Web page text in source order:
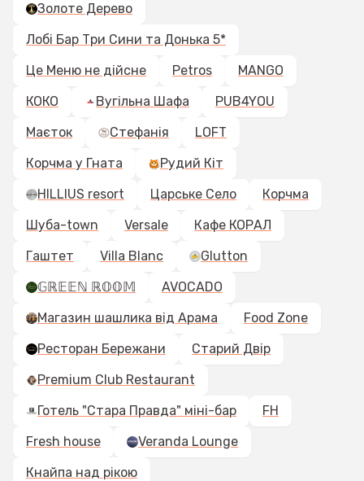
Золоте Дерево
Лобі Бар Три Сини та Донька 5*
Це Меню не дійсне
Petros
MANGO
КОКО
Вугільна Шафа
PUB4YOU
Маєток
Стефанія
LOFT
Корчма у Гната
Рудий Кіт
HILLIUS resort
Царське Село
Корчма
Шуба-town
Versale
Кафе КОРАЛ
Гаштет
Villa Blanc
Glutton
𝔾ℝ𝔼𝔼ℕ ℝ𝕆𝕆𝕄
AVOCADO
Магазин шашлика від Арама
Food Zone
Ресторан Бережани
Старий Двір
Premium Club Restaurant
Готель "Стара Правда" міні-бар
FH
Fresh house
Veranda Lounge
Кнайпа над рікою